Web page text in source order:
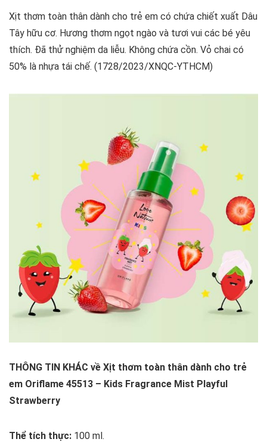
Xịt thơm toàn thân dành cho trẻ em có chứa chiết xuất Dâu
Tây hữu cơ. Hương thơm ngọt ngào và tươi vui các bé yêu
thích. Đã thử nghiệm da liễu. Không chứa cồn. Vỏ chai có
50% là nhựa tái chế. (1728/2023/XNQC-YTHCM)
THÔNG TIN KHÁC về Xịt thơm toàn thân dành cho trẻ
em Oriflame 45513 – Kids Fragrance Mist Playful
Strawberry
Thể tích thực: 100 ml.